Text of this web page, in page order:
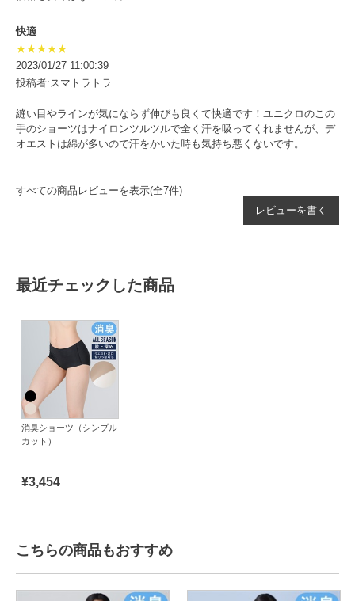
快適
★★★★★
2023/01/27 11:00:39
投稿者:スマトラトラ
縫い目やラインが気にならず伸びも良くて快適です！ユニクロのこの
手のショーツはナイロンツルツルで全く汗を吸ってくれませんが、デ
オエストは綿が多いので汗をかいた時も気持ち悪くないです。
すべての商品レビューを表示(全7件)
レビューを書く
最近チェックした商品
消臭ショーツ（シンプル
カット）
¥3,454
こちらの商品もおすすめ